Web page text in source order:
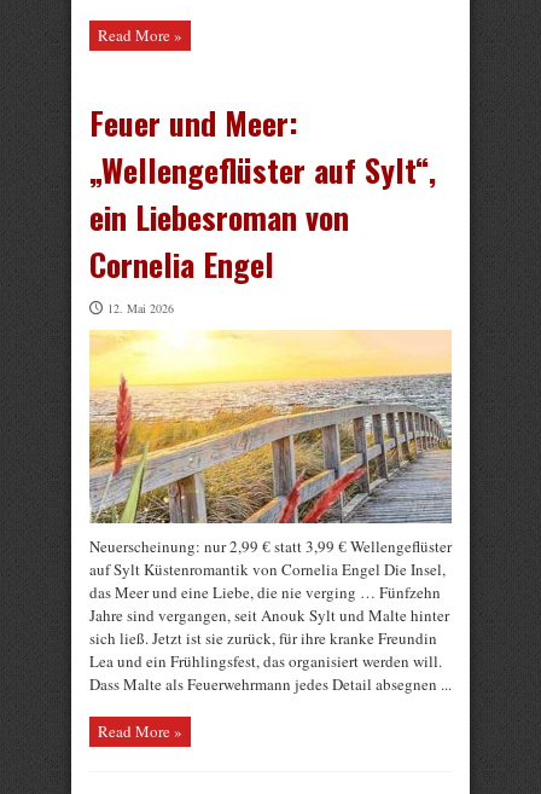
Read More »
Feuer und Meer:
„Wellengeflüster auf Sylt“,
ein Liebesroman von
Cornelia Engel
12. Mai 2026
Neuerscheinung: nur 2,99 € statt 3,99 € Wellengeflüster
auf Sylt Küstenromantik von Cornelia Engel Die Insel,
das Meer und eine Liebe, die nie verging … Fünfzehn
Jahre sind vergangen, seit Anouk Sylt und Malte hinter
sich ließ. Jetzt ist sie zurück, für ihre kranke Freundin
Lea und ein Frühlingsfest, das organisiert werden will.
Dass Malte als Feuerwehrmann jedes Detail absegnen ...
Read More »